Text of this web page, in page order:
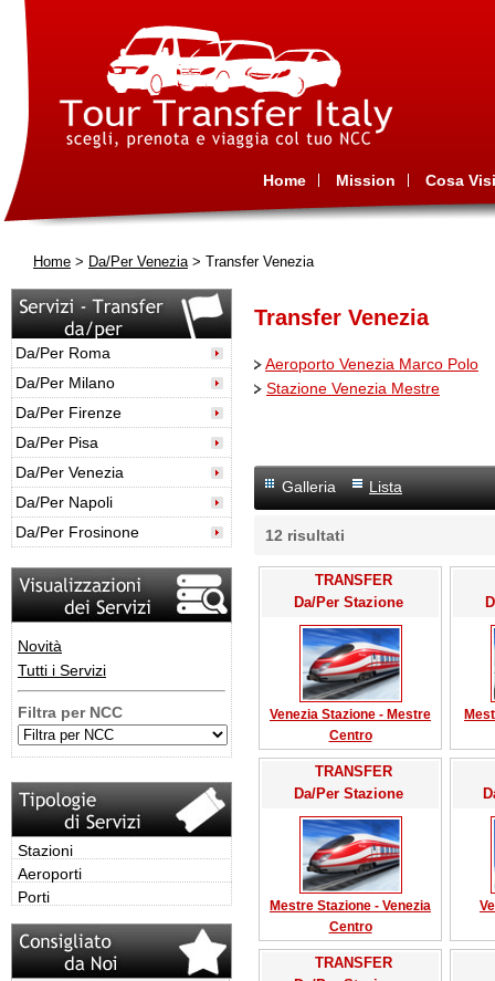
Home Mission Cosa
Home > Da/Per Venezia> Transfer Venezia
Da/Per Roma
Da/Per Milano
Da/Per Firenze
Da/Per Pisa
Da/Per Venezia
Da/Per Napoli
Da/Per Frosinone
Novità
Tutti i Servizi
Filtra per NCC
Stazioni
Aeroporti
Porti
Transfer Venezia
Aeroporto Venezia Marco Polo
Stazione Venezia Mestre
Galleria Lista
12 risultati
TRANSFER
Da/Per Stazione
Venezia Stazione - Mestre
Centro
TRANSFER
Da/Per Stazione
Mestre Stazione - Venezia
Centro
TRANSFER